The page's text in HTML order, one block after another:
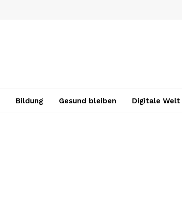
Bildung Gesund bleiben Digitale Welt